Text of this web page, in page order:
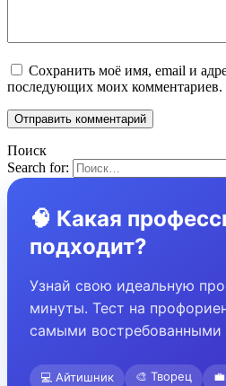
Сохранить моё имя, email и
последующих моих комментариев.
Поиск
Search for:
🧠 Какая
подходит?
Узнай свою идеальную
минуты. Тест на
самыми востребованными
💻 Айтишник 🎨 Творец